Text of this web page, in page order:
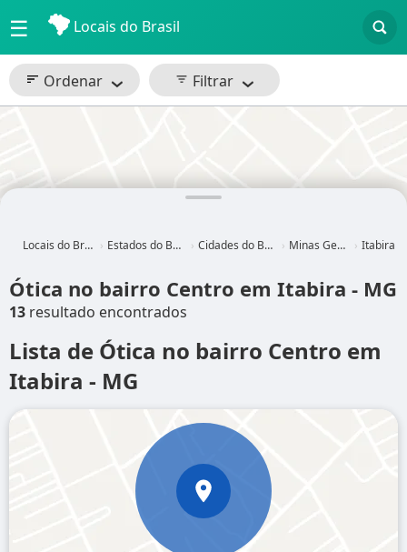
☰ Locais do Brasil
Ordenar Filtrar
Locais do Brasil Estados do Brasil Cidades do Brasil Minas Gerais Itabira - MG
Ótica no bairro Centro em Itabira - MG
13 resultado encontrados
Lista de Ótica no bairro Centro em
Itabira - MG